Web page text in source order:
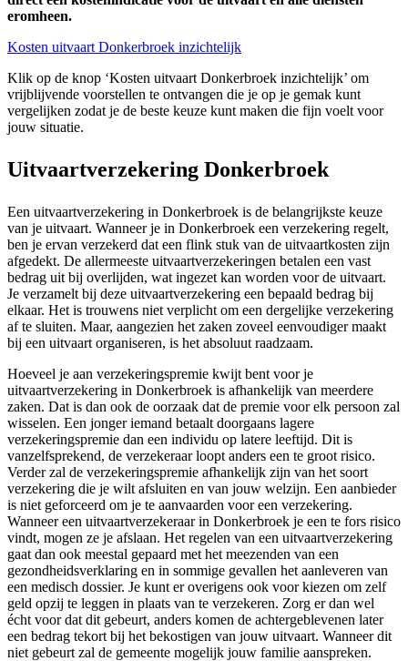
eromheen.
Kosten uitvaart Donkerbroek inzichtelijk
Klik op de knop ‘Kosten uitvaart Donkerbroek inzichtelijk’ om
vrijblijvende voorstellen te ontvangen die je op je gemak kunt
vergelijken zodat je de beste keuze kunt maken die fijn voelt voor
jouw situatie.
Uitvaartverzekering Donkerbroek
Een uitvaartverzekering in Donkerbroek is de belangrijkste keuze
van je uitvaart. Wanneer je in Donkerbroek een verzekering regelt,
ben je ervan verzekerd dat een flink stuk van de uitvaartkosten zijn
afgedekt. De allermeeste uitvaartverzekeringen betalen een vast
bedrag uit bij overlijden, wat ingezet kan worden voor de uitvaart.
Je verzamelt bij deze uitvaartverzekering een bepaald bedrag bij
elkaar. Het is trouwens niet verplicht om een dergelijke verzekering
af te sluiten. Maar, aangezien het zaken zoveel eenvoudiger maakt
bij een uitvaart organiseren, is het absoluut raadzaam.
Hoeveel je aan verzekeringspremie kwijt bent voor je
uitvaartverzekering in Donkerbroek is afhankelijk van meerdere
zaken. Dat is dan ook de oorzaak dat de premie voor elk persoon zal
wisselen. Een jonger iemand betaalt doorgaans lagere
verzekeringspremie dan een individu op latere leeftijd. Dit is
vanzelfsprekend, de verzekeraar loopt anders een te groot risico.
Verder zal de verzekeringspremie afhankelijk zijn van het soort
verzekering die je wilt afsluiten en van jouw welzijn. Een aanbieder
is niet geforceerd om je te aanvaarden voor een verzekering.
Wanneer een uitvaartverzekeraar in Donkerbroek je een te fors risico
vindt, mogen ze je afslaan. Het regelen van een uitvaartverzekering
gaat dan ook meestal gepaard met het meezenden van een
gezondheidsverklaring en in sommige gevallen het aanleveren van
een medisch dossier. Je kunt er overigens ook voor kiezen om zelf
geld opzij te leggen in plaats van te verzekeren. Zorg er dan wel
écht voor dat dit gebeurt, anders komen de achtergeblevenen later
een bedrag tekort bij het bekostigen van jouw uitvaart. Wanneer dit
niet gebeurt zal de gemeente mogelijk jouw familie aanspreken.